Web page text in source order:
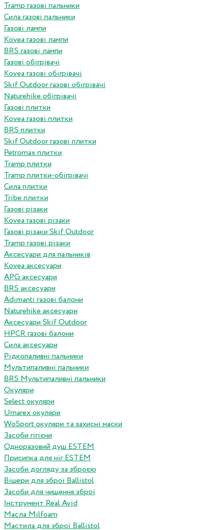
Tramp газові пальники
Сила газові пальники
Газові лампи
Kovea газові лампи
BRS газові лампи
Газові обігрівачі
Kovea газові обігрівачі
Skif Outdoor газові обігрівачі
Naturehike обігрівачі
Газові плитки
Kovea газові плитки
BRS плитки
Skif Outdoor газові плитки
Petromax плитки
Tramp плитки
Tramp плитки-обігрівачі
Сила плитки
Tribe плитки
Газові різаки
Kovea газові різаки
Газові різаки Skif Outdoor
Tramp газові різаки
Аксесуари для пальників
Kovea аксесуари
APG аксесуари
BRS аксесуари
Adimanti газові балони
Naturehike аксесуари
Аксесуари Skif Outdoor
HPCR газові балони
Сила аксесуари
Рідкопаливні пальники
Мультипаливні пальники
BRS Мультипаливні пальники
Окуляри
Select окуляри
Umarex окуляри
WoSport окуляри та захисні маски
Засоби гігієни
Одноразовий душ ESTEM
Присипка для ніг ESTEM
Засоби догляду за зброєю
Вішери для зброї Ballistol
Засоби для чищення зброї
Інструмент Real Avid
Масла Milfoam
Мастила для зброї Ballistol